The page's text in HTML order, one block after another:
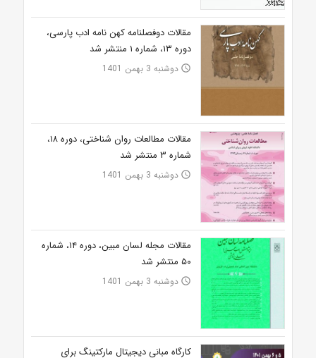
مقالات دوفصلنامه کهن نامه ادب پارسی،
دوره ۱۳، شماره ۱ منتشر شد
access_time دوشنبه 3 بهمن 1401
مقالات مطالعات روان شناختی، دوره ۱۸،
شماره ۳ منتشر شد
access_time دوشنبه 3 بهمن 1401
مقالات مجله لسان مبین، دوره ۱۴، شماره
۵۰ منتشر شد
access_time دوشنبه 3 بهمن 1401
کارگاه مبانی دیجیتال مارکتینگ برای